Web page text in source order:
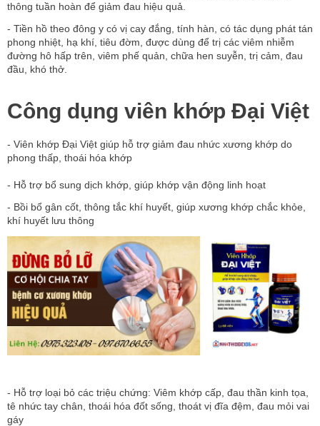
thông tuần hoàn để giảm đau hiệu quả.
- Tiền hồ theo đông y có vị cay đắng, tính hàn, có tác dụng phát tán
phong nhiệt, hạ khí, tiêu đờm, được dùng để trị các viêm nhiễm
đường hô hấp trên, viêm phế quản, chữa hen suyễn, trị cảm, đau
đầu, khó thở.
Công dụng viên khớp Đại Việt
- Viên khớp Đại Việt giúp hỗ trợ giảm đau nhức xương khớp do
phong thấp, thoái hóa khớp
- Hỗ trợ bổ sung dịch khớp, giúp khớp vận động linh hoạt
- Bồi bổ gân cốt, thông tắc khí huyết, giúp xương khớp chắc khỏe,
khí huyết lưu thông
- Hỗ trợ loại bỏ các triệu chứng: Viêm khớp cấp, đau thần kinh tọa,
tê nhức tay chân, thoái hóa đốt sống, thoát vị đĩa đệm, đau mỏi vai
gáy